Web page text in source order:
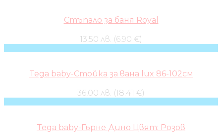
Стъпало за баня Royal
13,50 лв. (6.90 €)
Tega baby-Стойка за вана lux 86-102см
36,00 лв. (18.41 €)
Tega baby-Гърне Дино Цвят: Розов